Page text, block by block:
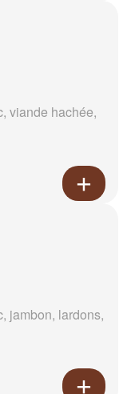
viande hachée,
jambon, lardons,